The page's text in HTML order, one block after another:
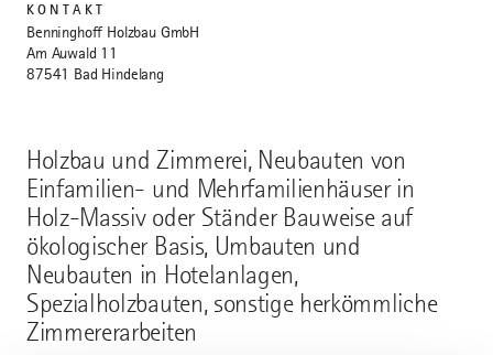
Holzbau und Zimmerei, Neubauten von
Einfamilien- und Mehrfamilienhäuser in
Holz-Massiv oder Ständer Bauweise auf
ökologischer Basis, Umbauten und
Neubauten in Hotelanlagen,
Spezialholzbauten, sonstige herkömmliche
Zimmererarbeiten
KONTAKT
Benninghoff Holzbau GmbH
Am Auwald 11
87541 Bad Hindelang